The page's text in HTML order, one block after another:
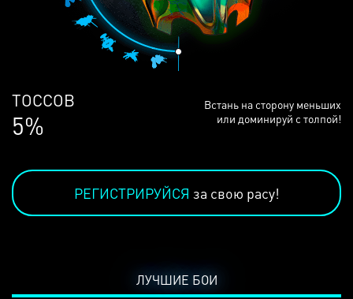
ЛЮДЕЙ
69%
Встань на сторону меньших
или доминируй с толпой!
РЕГИСТРИРУЙСЯ за свою расу!
ЛУЧШИЕ БОИ